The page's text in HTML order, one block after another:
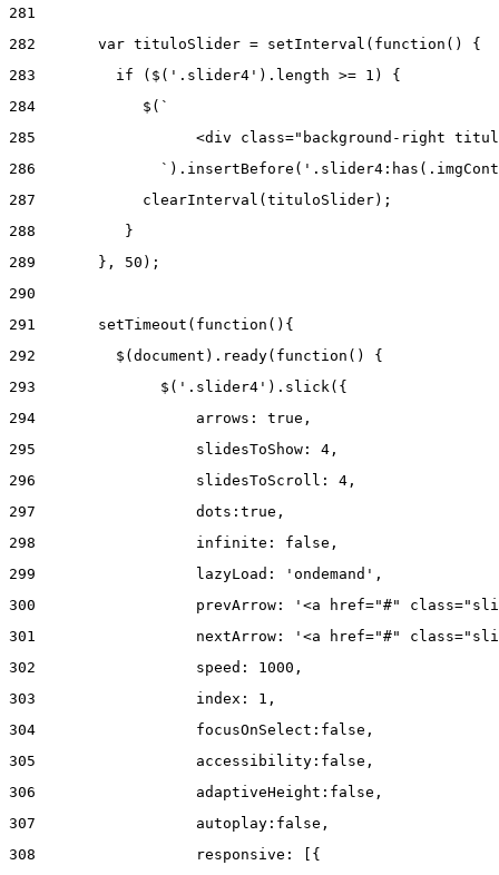
281
282
       var tituloSlider = setInterval(function() {
283
         if ($('.slider4').length >= 1) {
284
            $(`
285
<div class="background-right
286
287
            clearInterval(tituloSlider);
288
          }
289
       }, 50);
290
291
       setTimeout(function(){
292
         $(document).ready(function() {
293
              $('.slider4').slick({
294
                  arrows: true,
295
                  slidesToShow: 4,
296
                  slidesToScroll: 4,
297
                  dots:true,
298
                  infinite: false,
299
                  lazyLoad: 'ondemand',
300
prevArrow: '<a href="#"
301
nextArrow: '<a href="#"
302
                  speed: 1000,
303
                  index: 1,
304
                  focusOnSelect:false,
305
                  accessibility:false,
306
                  adaptiveHeight:false,
307
                  autoplay:false,
308
                  responsive: [{